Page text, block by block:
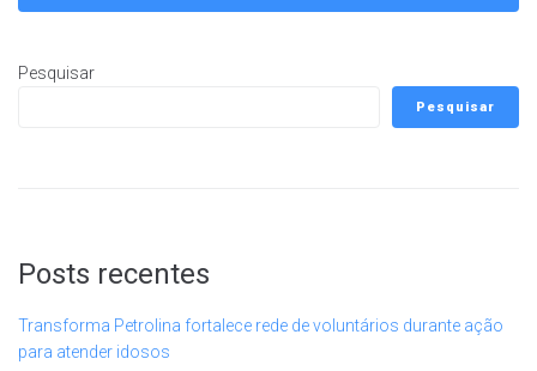
Pesquisar
Pesquisar
Posts recentes
Transforma Petrolina fortalece rede de voluntários durante ação
para atender idosos